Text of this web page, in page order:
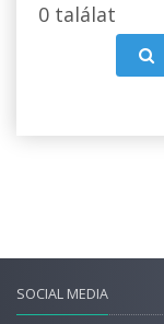
0 találat
SOCIAL MEDIA